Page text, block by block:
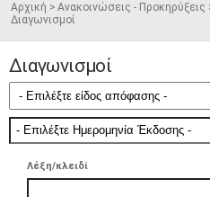
Αρχική Ανακοινώσεις - Προκηρύξεις
Διαγωνισμοί
Διαγωνισμοί
Λέξη/κλειδί